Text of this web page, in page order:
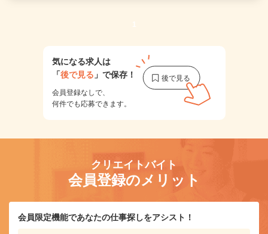
1
気になる求人は
「後で見る 」で保存！
会員登録なしで、
何件でも応募できます。
クリエイトバイト
会員登録のメリット
会員限定機能であなたの仕事探しをアシスト！